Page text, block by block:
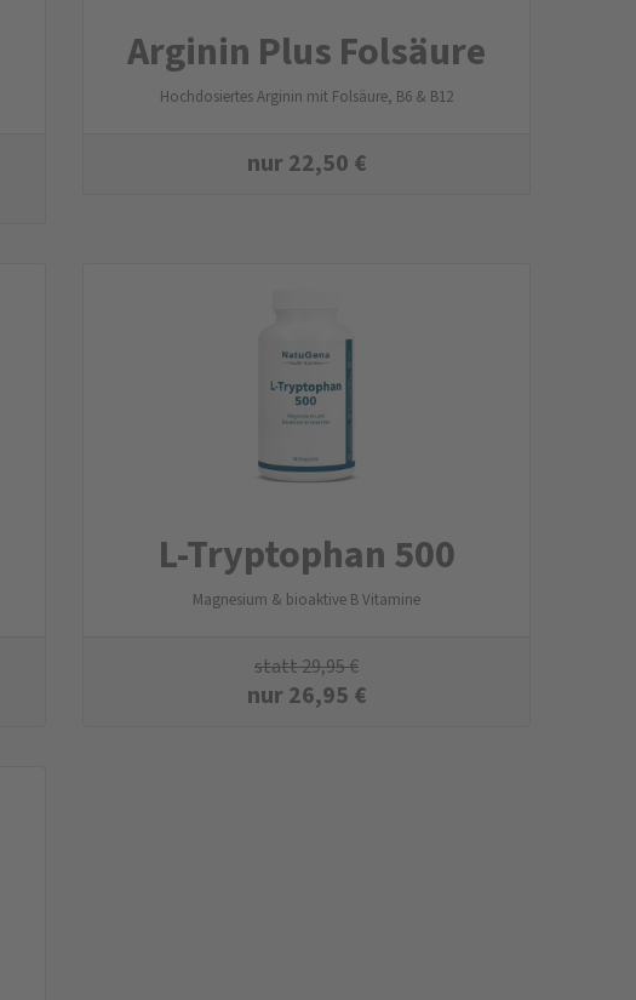
Arginin Plus Folsäure
Hochdosiertes Arginin mit Folsäure, B6 & B12
nur22,50 €
L-Tryptophan 500
Magnesium & bioaktive B Vitamine
statt29,95€
nur26,95 €